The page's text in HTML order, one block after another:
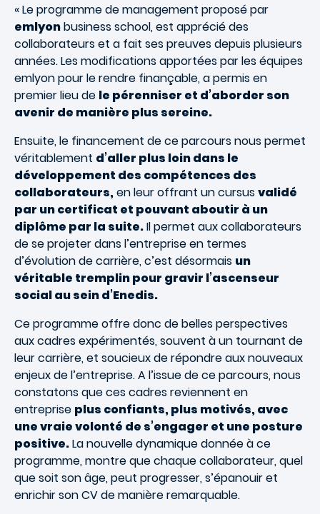
« Le programme de management proposé par
emlyonbusiness school, est apprécié des
collaborateurs et a fait ses preuves depuis plusieurs
années. Les modifications apportées par les équipes
emlyon pour le rendre finançable, a permis en
premier lieu de le pérenniser et d’aborder son
avenir de manière plus sereine.
Ensuite, le financement de ce parcours nous permet
véritablement d’aller plus loin dans le
développement des compétences des
collaborateurs,en leur offrant un cursusvalidé
par un certificat et pouvant aboutir à un
diplôme par la suite.Il permet aux collaborateurs
de se projeter dans l’entreprise en termes
d’évolution de carrière, c’est désormais un
véritable tremplin pour gravir l’ascenseur
social au sein d’Enedis.
Ce programme offre donc de belles perspectives
aux cadres expérimentés, souvent à un tournant de
leur carrière, et soucieux de répondre aux nouveaux
enjeux de l’entreprise. A l’issue de ce parcours, nous
constatons que ces cadres reviennent en
entreprise plus confiants, plus motivés, avec
une vraie volonté de s’engager et une posture
positive.La nouvelle dynamique donnée à ce
programme, montre que chaque collaborateur, quel
que soit son âge, peut progresser, s’épanouir et
enrichir son CV de manière remarquable.